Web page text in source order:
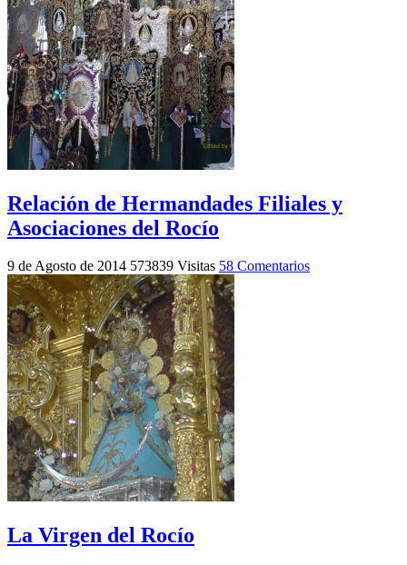
Relación de Hermandades Filiales y
Asociaciones del Rocío
9 de Agosto de 2014 573839 Visitas 58 Comentarios
La Virgen del Rocío